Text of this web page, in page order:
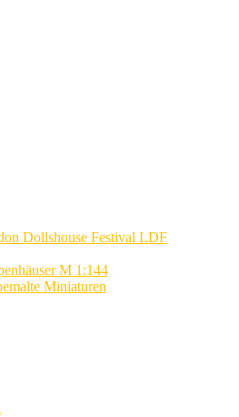
Dollshouse Festival LDF
M 1:144
Miniaturen